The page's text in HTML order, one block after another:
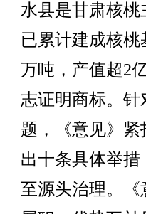
水县是甘肃核
已累计建成核桃
万吨，产值超2
志证明商标。
题，《意见》
出十条具体举
至源头治理。